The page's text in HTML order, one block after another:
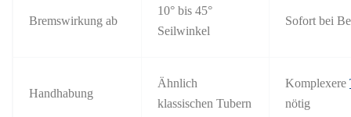
Bremswirkung ab
10° bis 45°
Seilwinkel
Sofort bei
Handhabung
Ähnlich
klassischen Tubern
Komplexere
nötig